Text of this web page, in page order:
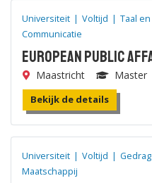
Universiteit | Voltijd | Taal en
Communicatie
European Public
Maastricht Master
Bekijk de details
Universiteit | Voltijd |
Maatschappij